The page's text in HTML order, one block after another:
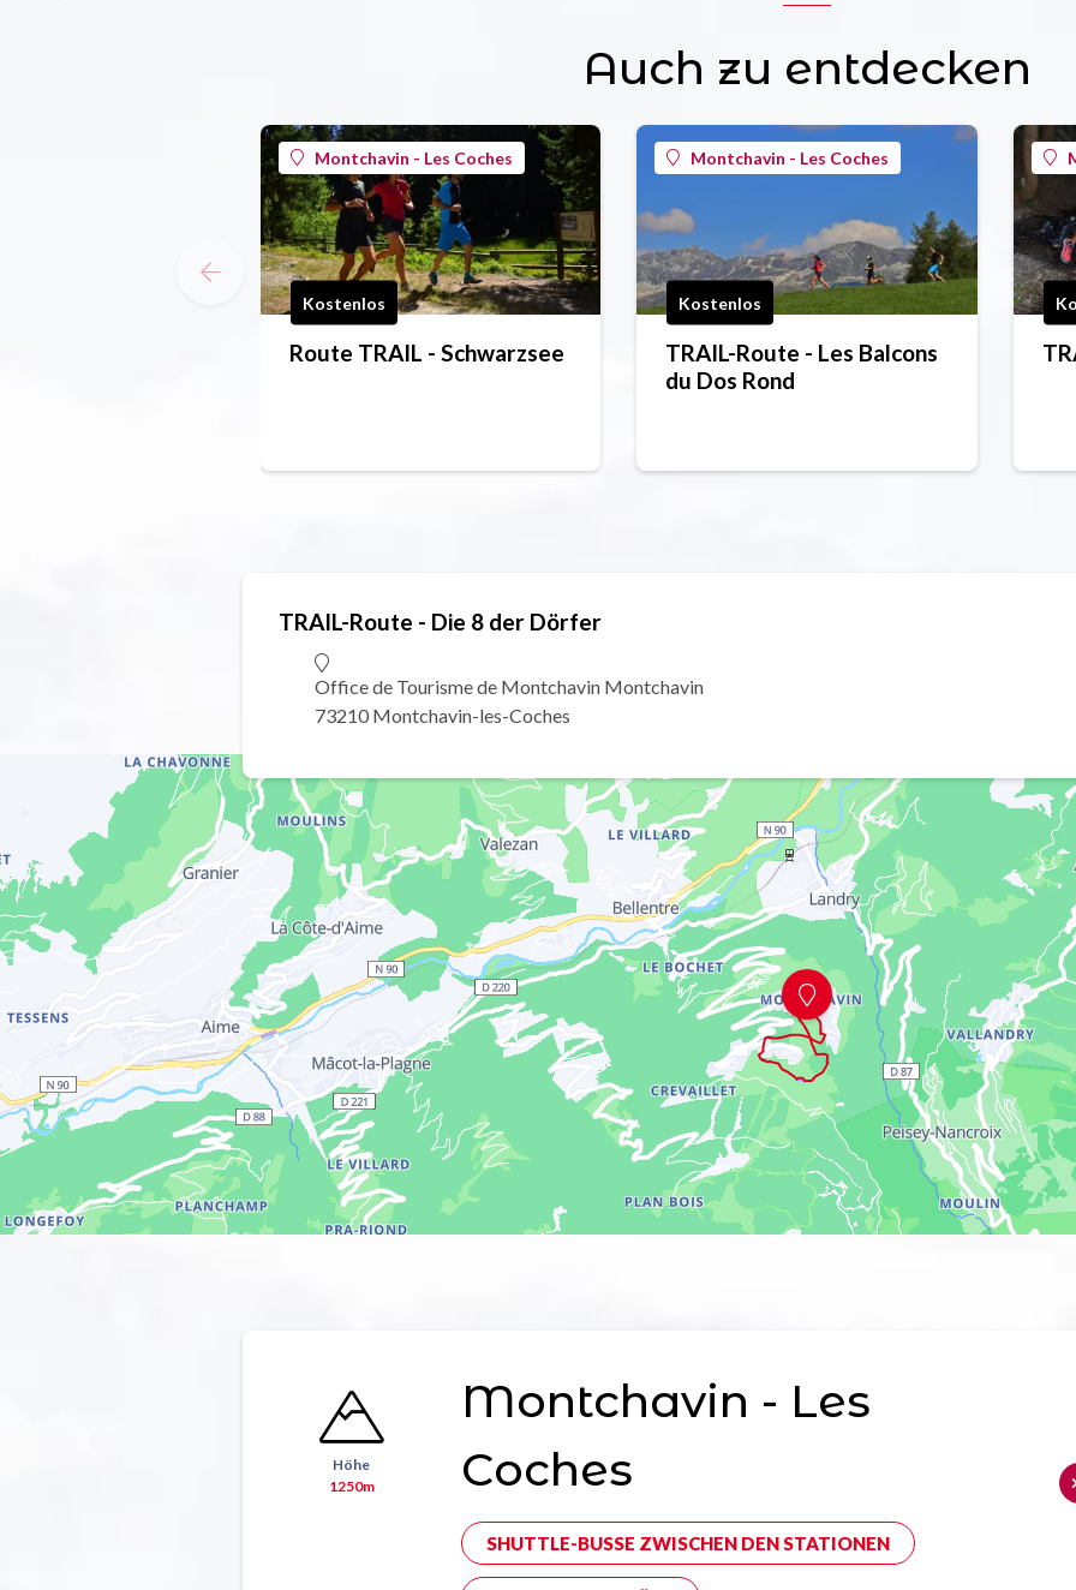
Auch zu entdecken
Montchavin - Les Coches
Kostenlos
Route TRAIL - Schwarzsee
Montchavin - Les Coches
Kostenlos
TRAIL-Route - Les Balcons
du Dos Rond
TRAIL-Route - Die 8 der Dörfer
Office de Tourisme de Montchavin Montchavin
73210 Montchavin-les-Coches
Höhe
1250m
Montchavin - Les
Coches
SHUTTLE-BUSSE ZWISCHEN DEN STATIONEN